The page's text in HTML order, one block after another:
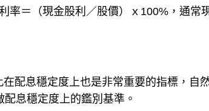
率＝（現金股利／股價）ｘ100%，通常
配息穩定度上也是非常重要的指標，自
息穩定度上的鑑別基準。